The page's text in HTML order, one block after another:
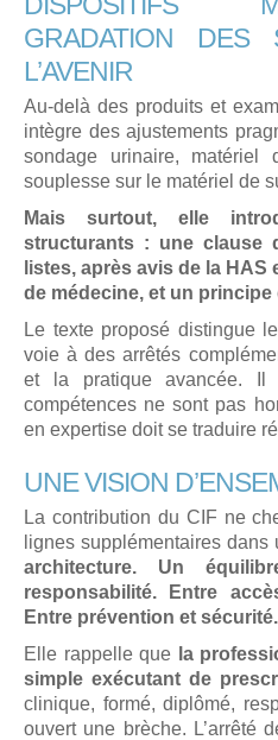
GRADATION DES
L’AVENIR
Au-delà des produits et
intègre des ajustements
sondage urinaire, matériel
souplesse sur le matériel de
Mais surtout, elle
structurants : une clause
listes, après avis de la HAS
de médecine, et un
Le texte proposé distingue
voie à des arrêtés
et la pratique avancée. Il
compétences ne sont pas
en expertise doit se traduire
UNE VISION
La contribution du CIF ne
lignes supplémentaires dans
architecture. Un
responsabilité. Entre
Entre prévention et sécurité.
Elle rappelle que la
simple exécutant de
clinique, formé, diplômé,
ouvert une brèche. L’arrêté